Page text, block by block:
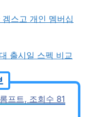
스고 개인 멤버십
출시일 스펙 비교
프트, 조회수 81